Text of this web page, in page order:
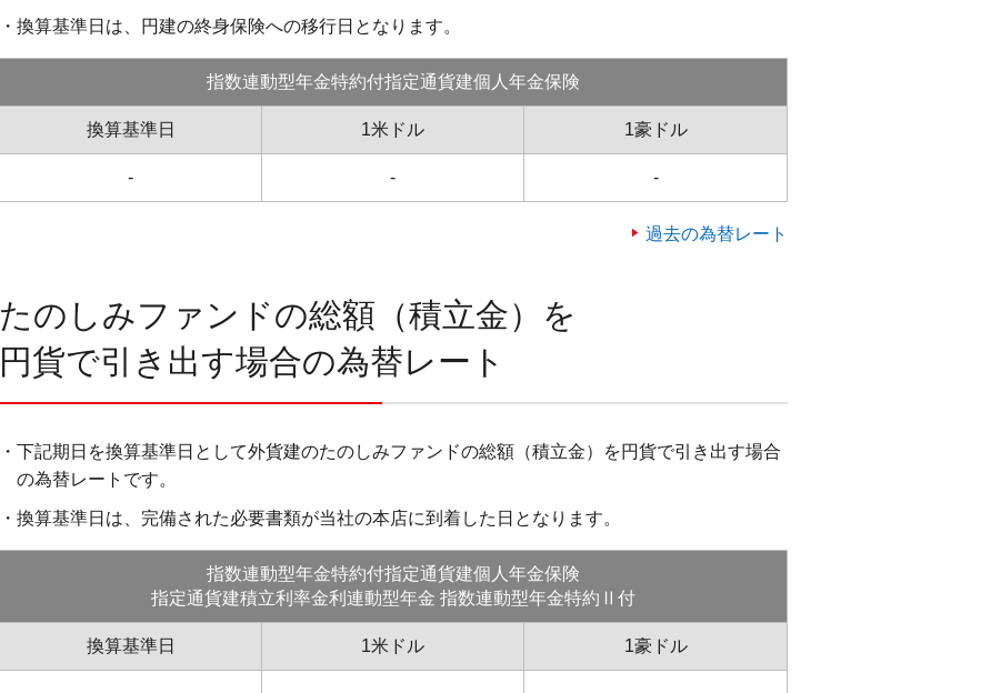
・換算基準日は、円建の終身保険への移行日となります。
指数連動型年金特約付指定通貨建個人年金保険
換算基準日 1米ドル 1豪ドル
- - -
過去の為替レート
たのしみファンドの総額（積立金）を
円貨で引き出す場合の為替レート
・下記期日を換算基準日として外貨建のたのしみファンドの総額（積立金）を円貨で引き出す場合
の為替レートです。
・換算基準日は、完備された必要書類が当社の本店に到着した日となります。
指数連動型年金特約付指定通貨建個人年金保険
指定通貨建積立利率金利連動型年金 指数連動型年金特約Ⅱ付
換算基準日 1米ドル 1豪ドル